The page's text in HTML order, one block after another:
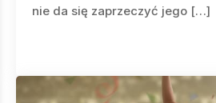
nie da się zaprzeczyć jego […]